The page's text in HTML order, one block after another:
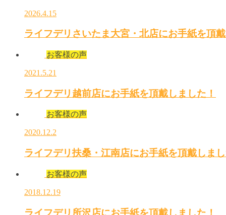
2026.4.15
ライフデリさいたま大宮・北店にお手紙を頂戴
お客様の声
2021.5.21
ライフデリ越前店にお手紙を頂戴しました！
お客様の声
2020.12.2
ライフデリ扶桑・江南店にお手紙を頂戴しまし
お客様の声
2018.12.19
ライフデリ所沢店にお手紙を頂戴しました！